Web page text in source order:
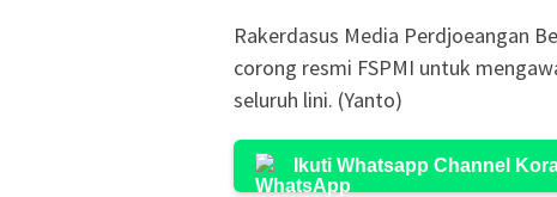
Rakerdasus Media Perdjoeangan
corong resmi FSPMI untuk
seluruh lini. (Yanto)
Ikuti Whatsapp Channel